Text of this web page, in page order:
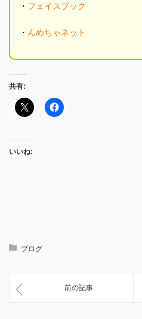
・ フェイスブック
・ んめちゃネット
共有:
いいね:
ブログ
前の記事